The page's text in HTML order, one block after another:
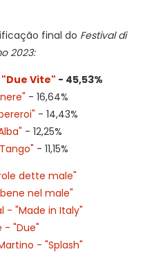
final do Festival di
2023:
Vite" - 45,53%
- 16,64%
- 14,43%
- 12,25%
- 11,15%
dette male"
nel male"
- "Made in Italy"
- "Due"
- "Splash"